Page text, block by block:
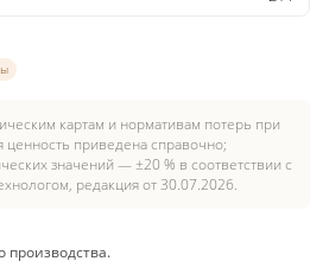
картам и нормативам потерь при
приведена справочно;
значений — ±20 % в соответствии с
редакция от 30.07.2026.
производства.